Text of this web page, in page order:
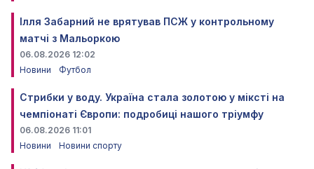
Ілля Забарний не врятував ПСЖ у контрольному
матчі з Мальоркою
06.08.2026 12:02
Новини
Футбол
Стрибки у воду. Україна стала золотою у міксті на
чемпіонаті Європи: подробиці нашого тріумфу
06.08.2026 11:01
Новини
Новини спорту